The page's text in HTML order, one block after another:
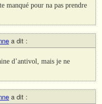
manqué pour na pas prendre
a dit :
d’antivol, mais je ne
a dit :